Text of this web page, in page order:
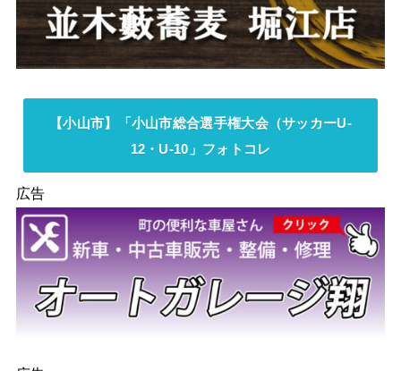
【小山市】「小山市総合選手権大会（サッカーU-
12・U-10」フォトコレ
広告